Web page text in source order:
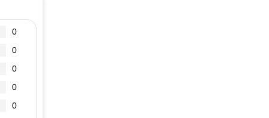
0
0
0
0
0